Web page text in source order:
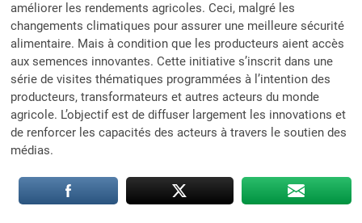
améliorer les rendements agricoles. Ceci, malgré les
changements climatiques pour assurer une meilleure sécurité
alimentaire. Mais à condition que les producteurs aient accès
aux semences innovantes. Cette initiative s’inscrit dans une
série de visites thématiques programmées à l’intention des
producteurs, transformateurs et autres acteurs du monde
agricole. L’objectif est de diffuser largement les innovations et
de renforcer les capacités des acteurs à travers le soutien des
médias.